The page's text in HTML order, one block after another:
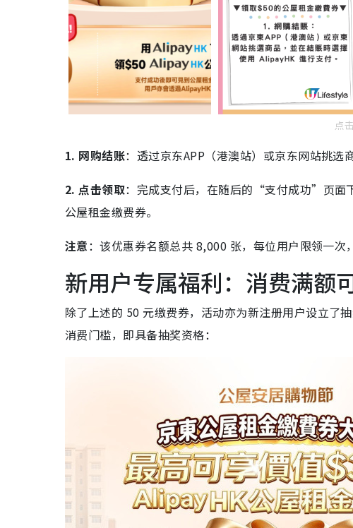
点
1. 网购结账：透过京东APP（港澳站）或京东网站挑选
2. 点击领取：完成支付后，在随后的“支付成功”页
公屋租金缴费券。
注意：该优惠券名额总共 8,000 张，每位用户限领一次
新用户专属福利：消费满额
除了上述的 50 元缴费券，活动亦为新注册用户设立了
消费门槛，即具备抽奖资格：